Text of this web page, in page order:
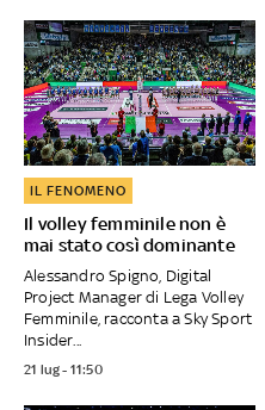
Il volley femminile non è
mai stato così dominante
IL FENOMENO
Alessandro Spigno, Digital
Project Manager di Lega Volley
Femminile, racconta a Sky Sport
Insider...
21 lug - 11:50